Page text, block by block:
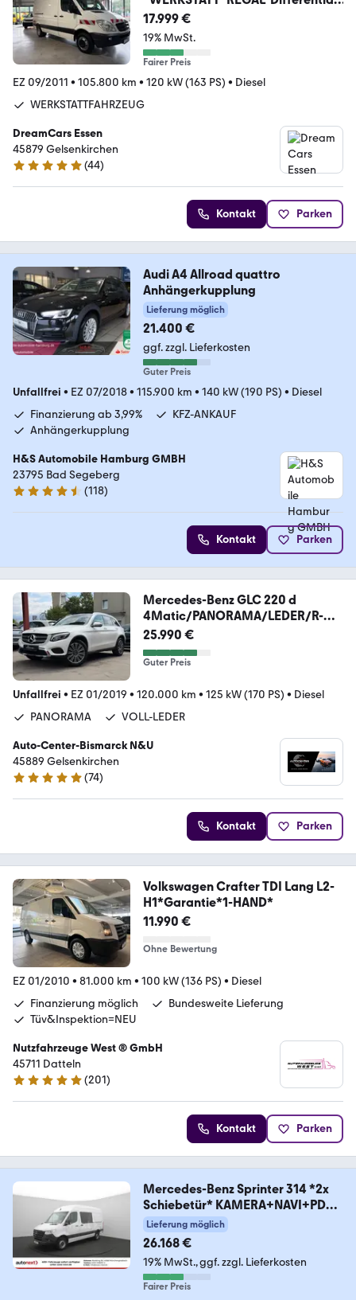
perre
17.999 €
19% MwSt.
Fairer Preis
EZ 09/2011 • 105.800 km • 120 kW (163 PS) • Diesel
WERKSTATTFAHRZEUG
DreamCars Essen
45879 Gelsenkirchen
4.9 Sterne
(44)
Kontakt Parken
Audi A4 Allroad quattro
Anhängerkupplung
Lieferung möglich
21.400 €
ggf. zzgl. Lieferkosten
Guter Preis
Unfallfrei • EZ 07/2018• 115.900 km • 140 kW (190 PS) • Diesel
Finanzierung ab 3,99%
KFZ-ANKAUF
Anhängerkupplung
H&S Automobile Hamburg GMBH
23795 Bad Segeberg
4.6 Sterne
(118)
Kontakt Parken
Mercedes-Benz GLC 220 d
4Matic/PANORAMA/LEDER/R-
KAMERA/NIGHT
25.990 €
Guter Preis
Unfallfrei • EZ 01/2019 • 120.000 km • 125 kW (170 PS) • Diesel
PANORAMA
VOLL-LEDER
Auto-Center-Bismarck N&U
45889 Gelsenkirchen
5 Sterne
(74)
Kontakt Parken
Volkswagen Crafter TDI Lang L2-
H1*Garantie*1-HAND*
11.990 €
Ohne Bewertung
EZ 01/2010 • 81.000 km • 100 kW (136 PS) • Diesel
Finanzierung möglich
Bundesweite Lieferung
Tüv&Inspektion=NEU
Nutzfahrzeuge West ® GmbH
45711 Datteln
4.9 Sterne
(201)
Kontakt Parken
Mercedes-Benz Sprinter 314 *2x
Schiebetür* KAMERA+NAVI+PDC
(37
Lieferung möglich
26.168 €
19% MwSt. ggf. zzgl. Lieferkosten
Fairer Preis